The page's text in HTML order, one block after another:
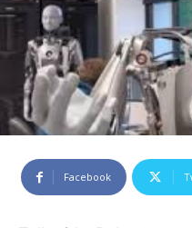
Facebook